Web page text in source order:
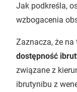
Jak podkreśla,
wzbogacenia
Zaznacza, że
dostępność
związane z
ibrutynibu z